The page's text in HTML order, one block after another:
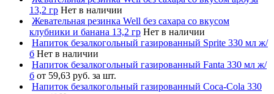
13,2 гр Нет в наличии
Жевательная резинка Well без сахара со вкусом
клубники и банана 13,2 гр Нет в наличии
Напиток безалкогольный газированный Sprite 330 мл ж/
б Нет в наличии
Напиток безалкогольный газированный Fanta 330 мл ж/
б от 59,63 руб. за шт.
Напиток безалкогольный газированный Coca-Cola 330